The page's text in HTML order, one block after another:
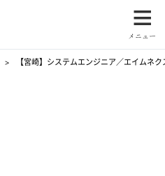
【宮崎】システムエンジニア／エイムネ